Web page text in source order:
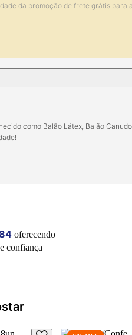
da promoção de frete grátis para
como Balão Látex, Balão
oferecendo
confiança